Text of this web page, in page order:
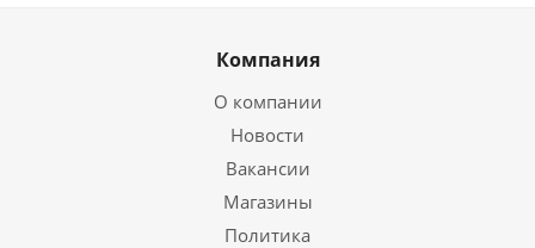
Компания
О компании
Новости
Вакансии
Магазины
Политика